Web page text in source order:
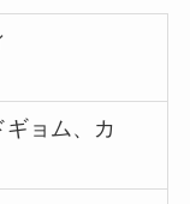
ョム、カ